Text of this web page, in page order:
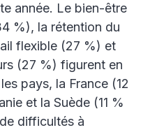
année. Le bien-être
%), la rétention du
flexible (27 %) et
(27 %) figurent en
pays, la France (12
et la Suède (11 %
difficultés à